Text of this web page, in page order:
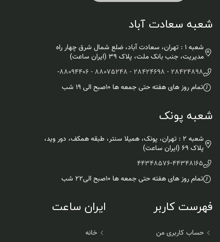
شعبه سعادت آباد
شعبه 1 : تهران، سعادت آباد، ضلع شمال شرق چهار راه
مدیریت، جنب بانک ملت، پلاک ۳۹ (ایران ساعت)
28424898 - 28424698 - 88075248 - 88094406
-
تمام روز های هفته حتی جمعه ها ۱۰صبح الی ۱۹ شب
شعبه پونک
شعبه 2 : تهران، پونک، همیلا سنتر، طبقه همکف، دور وید،
پلاک 69 (ایران ساعت)
44348165
-
44348576
تمام روز های هفته حتی جمعه ها ۱۰صبح الی۲۲ شب
فهرست کاربر
حساب کاربری من
ایران ساعت
خانه